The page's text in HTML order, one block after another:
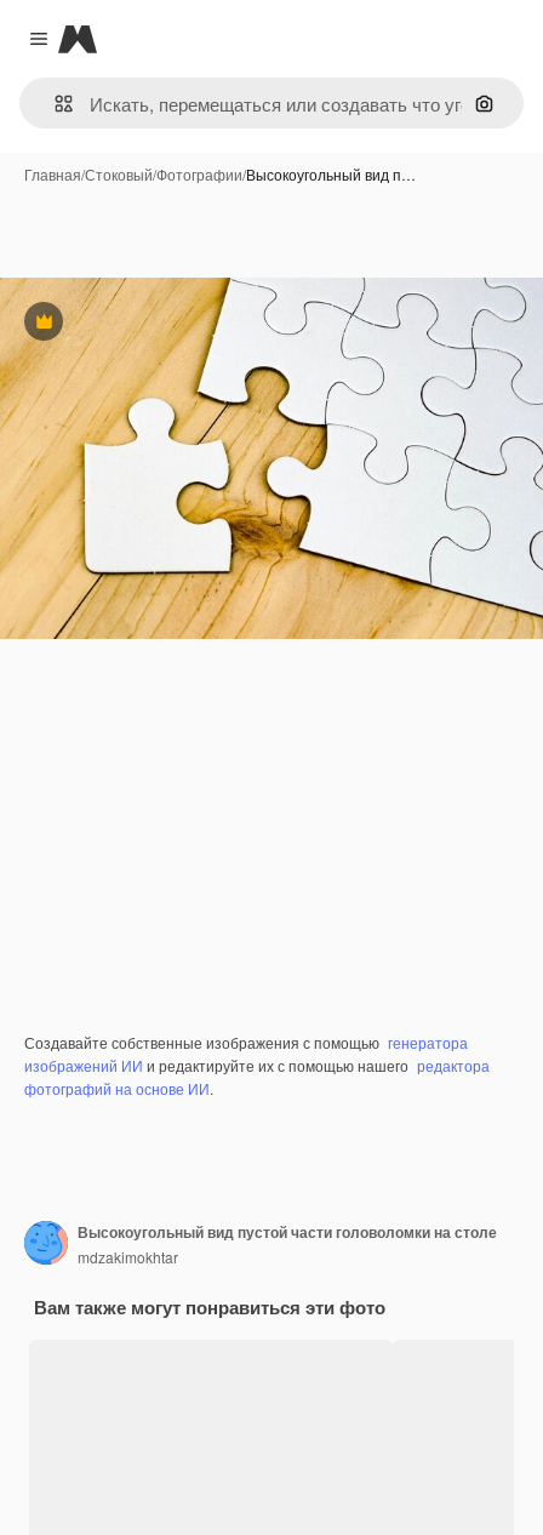
Close menu
Magnific
Поиск
Главная/Стоковый/Фотографии/Высокоугольный вид п…
Премиум
Создавайте собственные изображения с помощью генератора
изображений ИИ и редактируйте их с помощью нашего редактора
фотографий на основе ИИ.
Высокоугольный вид пустой части головоломки на столе
mdzakimokhtar
Вам также могут понравиться эти фото